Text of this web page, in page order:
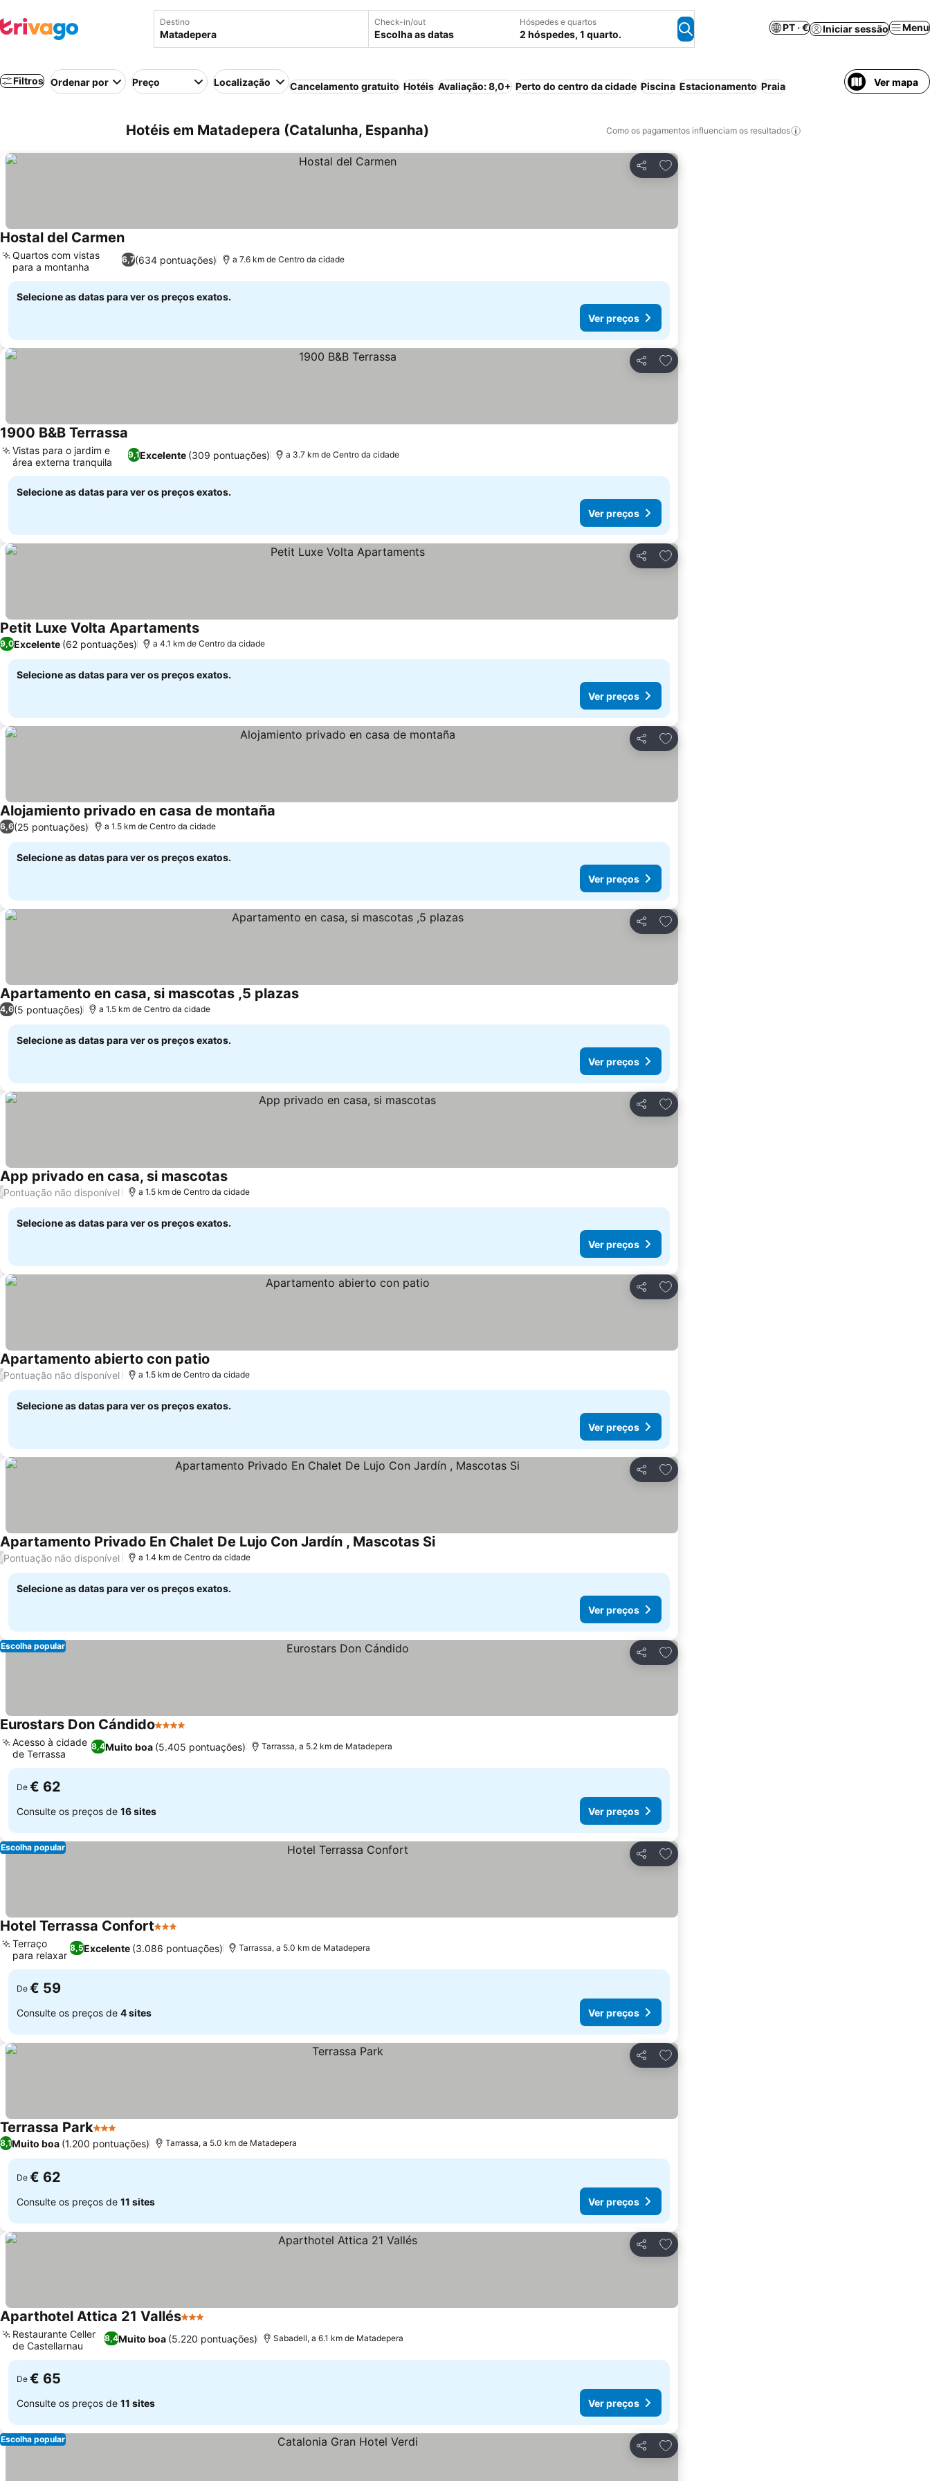
Destino Check-in/out
Escolha as datas
Hóspedes e quartos
2 hóspedes, 1 quarto.
PT · € Iniciar sessão Menu
Filtros Ordenar por Preço Localização Cancelamento gratuito Hotéis Avaliação: 8,0+ Perto do centro da cidade Piscina Estacionamento Praia Ver mapa
Hotéis em Matadepera (Catalunha, Espanha) Como os pagamentos influenciam os resultados
Partilhar
Adicionar aos favoritos
Hostal del Carmen
6,7(634 pontuações)
Quartos com vistas
para a montanha
a 7.6 km de Centro da cidade
Selecione as datas para ver os preços exatos.
Ver preços
Partilhar
Adicionar aos favoritos
1900 B&B Terrassa
9,1Excelente (309 pontuações)
Vistas para o jardim e
área externa tranquila
a 3.7 km de Centro da cidade
Selecione as datas para ver os preços exatos.
Ver preços
Partilhar
Adicionar aos favoritos
Petit Luxe Volta Apartaments
9,0Excelente (62 pontuações) a 4.1 km de Centro da cidade
Selecione as datas para ver os preços exatos.
Ver preços
Partilhar
Adicionar aos favoritos
Alojamiento privado en casa de montaña
6,6(25 pontuações) a 1.5 km de Centro da cidade
Selecione as datas para ver os preços exatos.
Ver preços
Partilhar
Adicionar aos favoritos
Apartamento en casa, si mascotas ,5 plazas
4,6(5 pontuações) a 1.5 km de Centro da cidade
Selecione as datas para ver os preços exatos.
Ver preços
Partilhar
Adicionar aos favoritos
App privado en casa, si mascotas
/Pontuação não disponível a 1.5 km de Centro da cidade
Selecione as datas para ver os preços exatos.
Ver preços
Partilhar
Adicionar aos favoritos
Apartamento abierto con patio
/Pontuação não disponível a 1.5 km de Centro da cidade
Selecione as datas para ver os preços exatos.
Ver preços
Partilhar
Adicionar aos favoritos
Apartamento Privado En Chalet De Lujo Con Jardín , Mascotas Si
/Pontuação não disponível a 1.4 km de Centro da cidade
Selecione as datas para ver os preços exatos.
Ver preços
Partilhar
Adicionar aos favoritos
Escolha popular
Eurostars Don Cándido4 Estrelas
8,4Muito boa (5.405 pontuações)
Acesso à cidade
de Terrassa
Tarrassa, a 5.2 km de Matadepera
De € 62
Consulte os preços de 16 sites Ver preços
Partilhar
Adicionar aos favoritos
Escolha popular
Hotel Terrassa Confort3 Estrelas
8,5Excelente (3.086 pontuações)
Terraço
para relaxar
Tarrassa, a 5.0 km de Matadepera
De € 59
Consulte os preços de 4 sites Ver preços
Partilhar
Adicionar aos favoritos
Terrassa Park3 Estrelas
8,1Muito boa (1.200 pontuações) Tarrassa, a 5.0 km de Matadepera
De € 62
Consulte os preços de 11 sites Ver preços
Partilhar
Adicionar aos favoritos
Aparthotel Attica 21 Vallés3 Estrelas
8,4Muito boa (5.220 pontuações)
Restaurante Celler
de Castellarnau
Sabadell, a 6.1 km de Matadepera
De € 65
Consulte os preços de 11 sites Ver preços
Partilhar
Adicionar aos favoritos
Escolha popular